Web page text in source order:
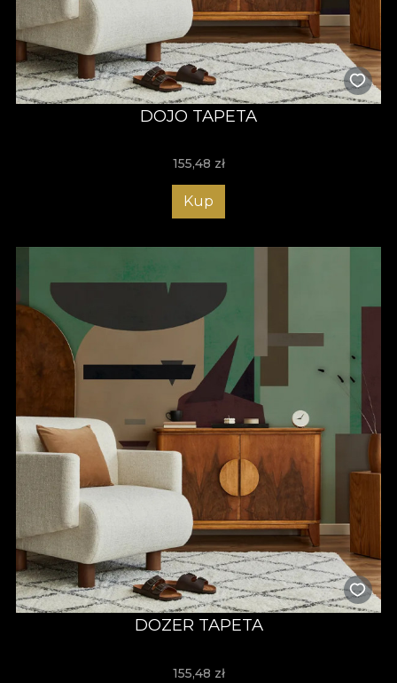
DOJO TAPETA
155,48 zł
Kup
DOZER TAPETA
155,48 zł